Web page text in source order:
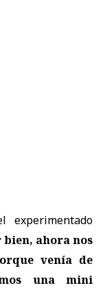
experimentado
bien, ahora nos
venía de
una mini